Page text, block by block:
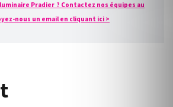
Pradier ? Contactez nos équipes au
nous un email en cliquant ici >